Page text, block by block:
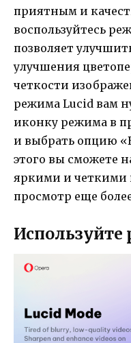
приятным и
воспользуйтесь
позволяет
улучшения
четкости
режима Lucid вам
иконку режима в
и выбрать опцию
этого вы сможете
яркими и четкими
просмотр еще